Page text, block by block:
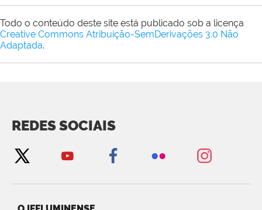
Todo o conteúdo deste site está publicado sob a licença
Creative Commons Atribuição-SemDerivações 3.0 Não
Adaptada.
REDES SOCIAIS